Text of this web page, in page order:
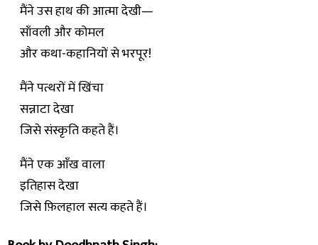
मैंने उस हाथ की आत्मा देखी—
साँवली और कोमल
और कथा-कहानियों से भरपूर!
मैंने पत्थरों में खिंचा
सन्नाटा देखा
जिसे संस्कृति कहते हैं।
मैंने एक आँख वाला
इतिहास देखा
जिसे फ़िलहाल सत्य कहते हैं।